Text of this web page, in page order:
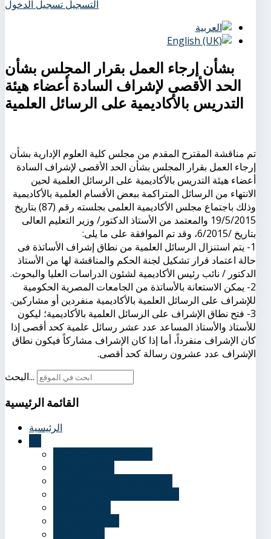
التسجيل تسجيل الدخول
بشأن إرجاء العمل بقرار المجلس بشأن
الحد الأقصى لإشراف السادة أعضاء هيئة
التدريس بالأكاديمية على الرسائل العلمية
تم مناقشة المقترح المقدم من مجلس كلية العلوم الإدارية بشأن
إرجاء العمل بقرار المجلس بشأن الحد الأقصى لإشراف السادة
أعضاء هيئة التدريس بالأكاديمية على الرسائل العلمية لحين
الانتهاء من الرسائل المتراكمة ببعض الأقسام العلمية بالأكاديمية
وذلك باجتماع مجلس الأكاديمية العلمى بجلسته رقم (87) بتاريخ
19/5/2015 والمعتمد من الأستاذ الدكتور/ وزير التعليم العالى
بتاريخ /6/2015، وقد تم الموافقة على ما يلى:
1- يتم استنزال الرسائل العلمية من نطاق إشراف الأساتذة فى
حالة اعتماد قرار تشكيل لجنة الحكم والمناقشة لها من الأستاذ
الدكتور / نائب رئيس الأكاديمية لشئون الدراسات العليا والبحوث.
2- يمكن الاستعانة بالأساتذة من الجامعات المصرية الحكومية
للإشراف على الرسائل العلمية بالأكاديمية منفردين أو مشاركين.
3- فتح نطاق الإشراف على الرسائل العلمية بالأكاديمية؛ ليكون
للأستاذ والأستاذ المساعد عدد عشر رسائل علمية كحد أقصى إذا
كان الإشراف منفرداً، أما إذا كان الإشراف مشاركاً فيكون نطاق
الإشراف عدد عشرون رسالة كحد أقصى.
البحث...
القائمة الرئيسية
الرئيسية